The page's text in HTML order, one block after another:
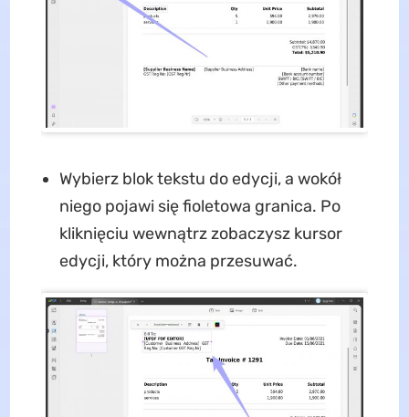
Wybierz blok tekstu do edycji, a wokół
niego pojawi się fioletowa granica. Po
kliknięciu wewnątrz zobaczysz kursor
edycji, który można przesuwać.